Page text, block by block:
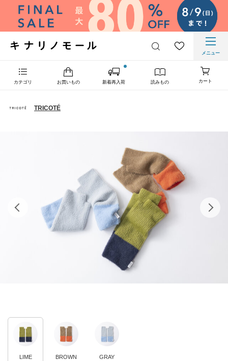
メニュー
カテゴリ お買いもの 新着再入荷 読みもの カート
TRICOTÉ
LIME BROWN GRAY